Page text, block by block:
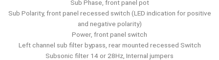
Sub Phase, front panel pot
Sub Polarity, front panel recessed switch (LED indication for positive
and negative polarity)
Power, front panel switch
Left channel sub filter bypass, rear mounted recessed Switch
Subsonic filter 14 or 28Hz, Internal jumpers